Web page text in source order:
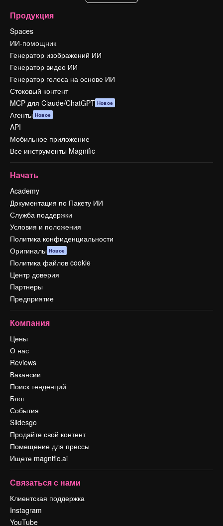
Продукция
Spaces
ИИ-помощник
Генератор изображений ИИ
Генератор видео ИИ
Генератор голоса на основе ИИ
Стоковый контент
MCP для Claude/ChatGPT Новое
Агенты Новое
API
Мобильное приложение
Все инструменты Magnific
Начать
Academy
Документация по Пакету ИИ
Служба поддержки
Условия и положения
Политика конфиденциальности
Оригиналы Новое
Политика файлов cookie
Центр доверия
Партнеры
Предприятие
Компания
Цены
О нас
Reviews
Вакансии
Поиск тенденций
Блог
События
Slidesgo
Продайте свой контент
Помещение для прессы
Ищете magnific.ai
Связаться с нами
Клиентская поддержка
Instagram
YouTube